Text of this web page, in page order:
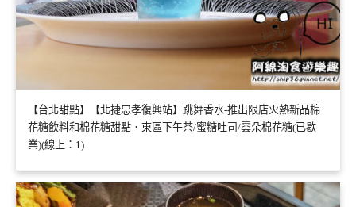
【台北甜點】【北捷忠孝復興站】跳舞香水-推出限店火熱新品棉
花糖飲料和棉花糖甜點．東區下午茶/蜜糖吐司/雲朵棉花糖(已歇
業)(線上：1)